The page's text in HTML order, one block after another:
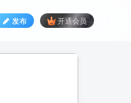
发布 开通会员